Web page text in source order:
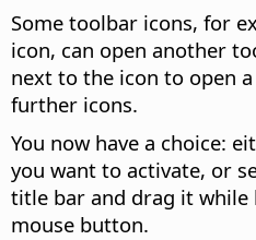
Some toolbar icons, for
icon, can open another
next to the icon to open
further icons.
You now have a choice:
you want to activate, or
title bar and drag it while
mouse button.